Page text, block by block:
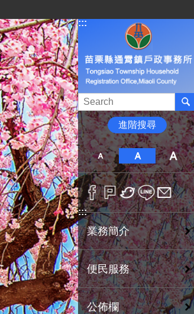
:::
進階搜尋
:::
業務簡介
便民服務
公佈欄